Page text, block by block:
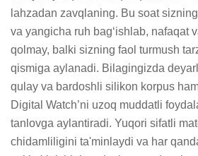
lahzadan zavqlaning. Bu soat
va yangicha ruh bag‘ishlab, nafaqat
qolmay, balki sizning faol turmush
qismiga aylanadi. Bilagingizda
qulay va bardoshli silikon korpus
Digital Watch’ni uzoq muddatli
tanlovga aylantiradi. Yuqori sifatli
chidamliligini ta'minlaydi va har